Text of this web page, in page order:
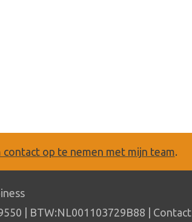
contact op te nemen met mijn team.
| BTW:NL001103729B88 | Contact